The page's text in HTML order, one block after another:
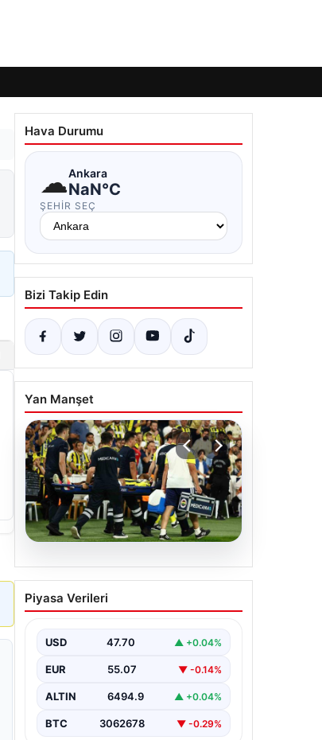
Hava Durumu
☁Ankara
NaN°C
ŞEHIR SEÇ
Bizi Takip Edin
Yan Manşet
05.08.2026
Fenerbahçe’de Sturm
Graz maçında
kahreden haber!
Piyasa Verileri
USD 47.70 ▲ +0.04%
EUR 55.07 ▼ -0.14%
ALTIN 6494.9 ▲ +0.04%
BTC 3062678 ▼ -0.29%